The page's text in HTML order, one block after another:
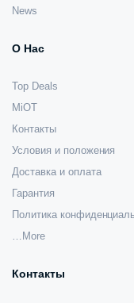
News
О Нас
Top Deals
MiOT
Контакты
Условия и положения
Доставка и оплата
Гарантия
Политика
…More
Контакты